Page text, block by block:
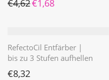
€4,62€1,68
RefectoCil Entfärber |
bis zu 3 Stufen aufhellen
€8,32